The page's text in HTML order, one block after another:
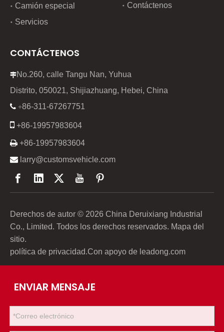
Camión especial
Servicios
Contáctenos
CONTÁCTENOS
No.260, calle Tangu Nan, Yuhua
Distrito, 050021, Shijiazhuang, Hebei, China
 +86-311-67267751
 +86-19957983604
 +86-19957983604
 larry@customsvehicle.com
Derechos de autor © 2026 China Deruixiang Industrial
Co., Limited. Todos los derechos reservados. Mapa del
sitio.
política de privacidad.Con apoyo de leadong.com
ENVIAR MENSAJE